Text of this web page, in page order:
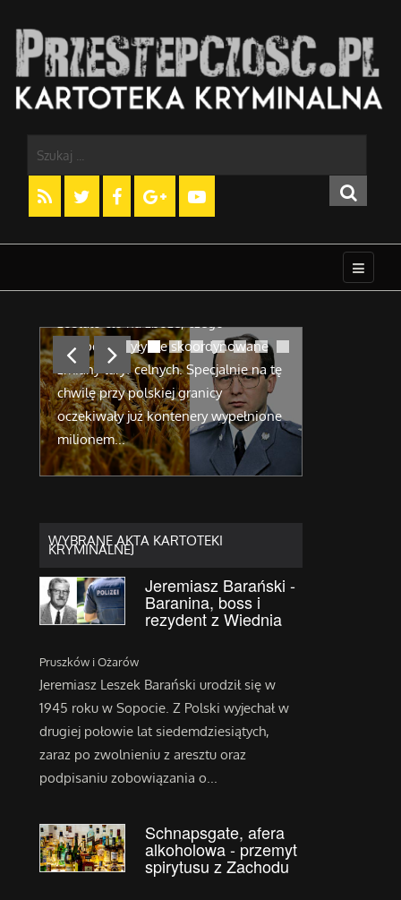
Afera zbożowa (celna) i sprawa
powodem były źle skoordynowane
zmiany taryf celnych. Specjalnie na tę
chwilę przy polskiej granicy
oczekiwały już kontenery wypełnione
milionem...
Amber
nie
WYBRANE AKTA KARTOTEKI
KRYMINALNEJ
Jeremiasz Barański -
Baranina, boss i
rezydent z Wiednia
Pruszków i Ożarów
Jeremiasz Leszek Barański urodził się w
1945 roku w Sopocie. Z Polski wyjechał w
drugiej połowie lat siedemdziesiątych,
zaraz po zwolnieniu z aresztu oraz
podpisaniu zobowiązania o...
Schnapsgate, afera
alkoholowa - przemyt
spirytusu z Zachodu